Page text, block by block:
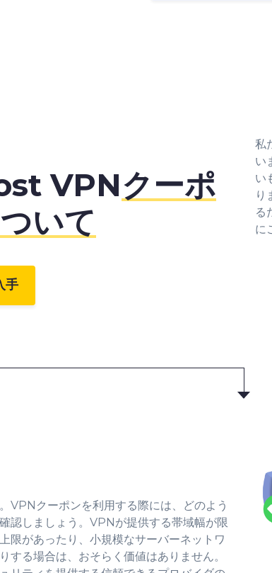
VPNクーポ
いて
手
私
い
い
り
る
に
VPNクーポンを利用する際には、どのよう
認しましょう。VPNが提供する帯域幅が限
限があったり、小規模なサーバーネットワ
する場合は、おそらく価値はありません。